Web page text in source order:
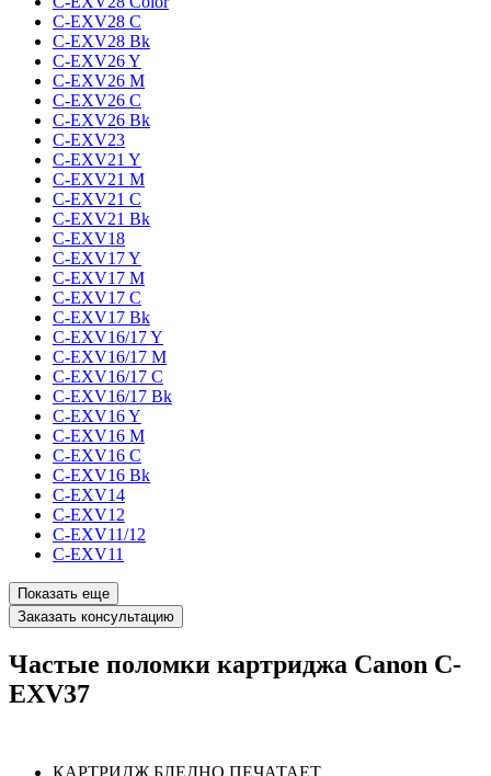
C-EXV28 C
C-EXV28 Bk
C-EXV26 Y
C-EXV26 M
C-EXV26 C
C-EXV26 Bk
C-EXV23
C-EXV21 Y
C-EXV21 M
C-EXV21 C
C-EXV21 Bk
C-EXV18
C-EXV17 Y
C-EXV17 M
C-EXV17 C
C-EXV17 Bk
C-EXV16/17 Y
C-EXV16/17 M
C-EXV16/17 C
C-EXV16/17 Bk
C-EXV16 Y
C-EXV16 M
C-EXV16 C
C-EXV16 Bk
C-EXV14
C-EXV12
C-EXV11/12
C-EXV11
Показать еще
Заказать консультацию
Частые поломки картриджа Canon C-
EXV37
КАРТРИДЖ БЛЕДНО ПЕЧАТАЕТ